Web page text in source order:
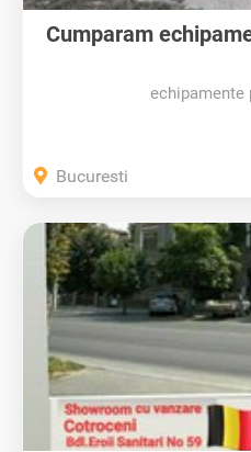
Cumparam
echipamente
Bucuresti